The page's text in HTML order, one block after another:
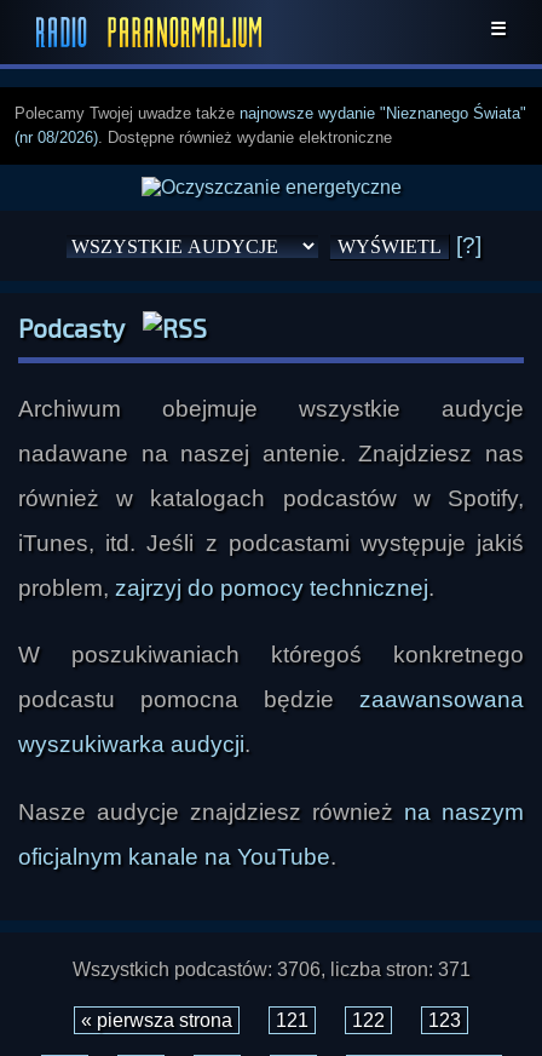
☰
Polecamy Twojej uwadze także najnowsze wydanie "Nieznanego Świata"
(nr 08/2026). Dostępne również wydanie elektroniczne
[?]
Podcasty
Archiwum obejmuje wszystkie audycje
nadawane na naszej antenie. Znajdziesz nas
również w katalogach podcastów w Spotify,
iTunes, itd. Jeśli z podcastami występuje jakiś
problem, zajrzyj do pomocy technicznej.
W poszukiwaniach któregoś konkretnego
podcastu pomocna będzie zaawansowana
wyszukiwarka audycji.
Nasze audycje znajdziesz również na naszym
oficjalnym kanale na YouTube.
Wszystkich podcastów: 3706, liczba stron: 371
« pierwsza strona 121 122 123